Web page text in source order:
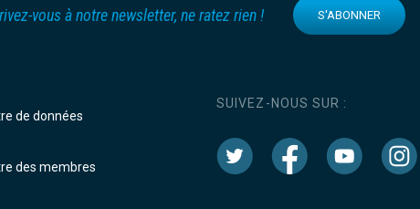
vous à notre newsletter, ne ratez rien ! S'ABONNER
de données
des membres
SUIVEZ-NOUS SUR :